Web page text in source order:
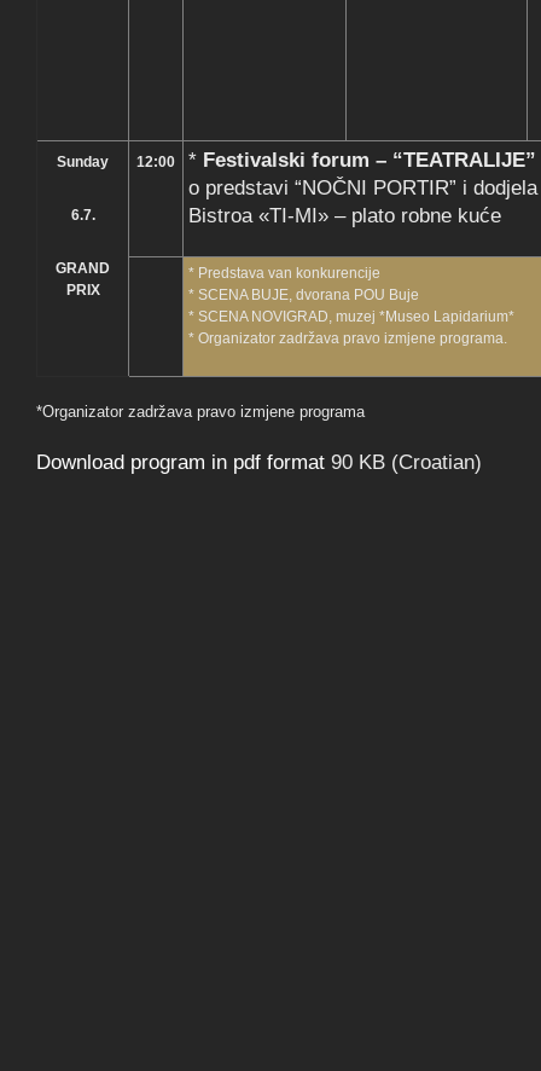
Sunday
6.7.
GRAND
PRIX
12:00 * Festivalski forum – “TEATRALIJE”
o predstavi “NOČNI PORTIR” i
Bistroa «TI-MI» – plato robne kuće
* Predstava van konkurencije
* SCENA BUJE, dvorana POU Buje
* SCENA NOVIGRAD, muzej *Museo Lapidarium*
* Organizator zadržava pravo izmjene programa.
*Organizator zadržava pravo izmjene programa
Download program in pdf format 90 KB (Croatian)